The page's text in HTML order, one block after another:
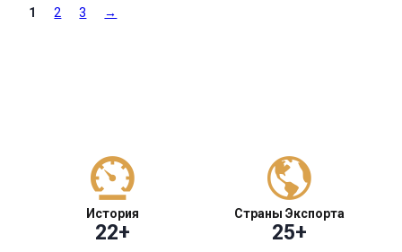
1 2 3 →
История
22+
Страны Экспорта
25+